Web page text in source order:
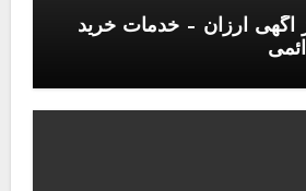
آگهی ارزان – خدمات خرید